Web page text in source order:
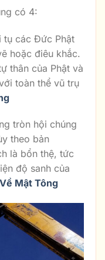
có 4:
tụ các Đức Phật
hoặc điêu khắc.
thân của Phật và
toàn thể vũ trụ
tròn hội chúng
theo bản
là bổn thệ, tức
độ sanh của
Mật Tông